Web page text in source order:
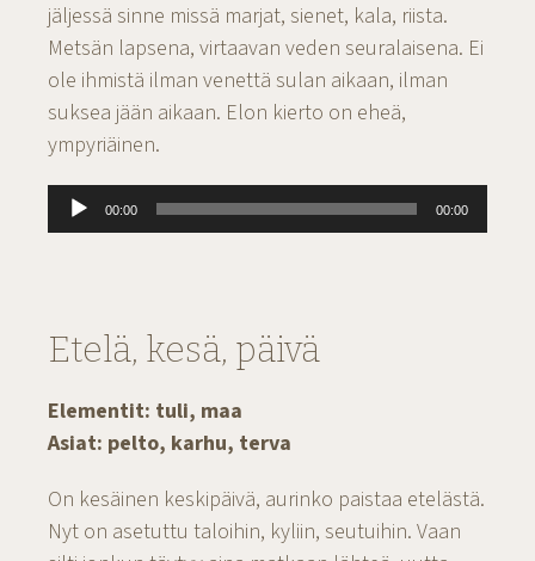
jäljessä sinne missä marjat, sienet, kala, riista.
Metsän lapsena, virtaavan veden seuralaisena. Ei
ole ihmistä ilman venettä sulan aikaan, ilman
suksea jään aikaan. Elon kierto on eheä,
ympyriäinen.
Äänitoistin
00:00 00:00
Etelä, kesä, päivä
Elementit: tuli, maa
Asiat: pelto, karhu, terva
On kesäinen keskipäivä, aurinko paistaa etelästä.
Nyt on asetuttu taloihin, kyliin, seutuihin. Vaan